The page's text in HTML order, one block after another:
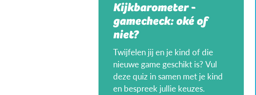
Kijkbarometer -
gamecheck: oké of
niet?
Twijfelen jij en je kind of die
nieuwe game geschikt is? Vul
deze quiz in samen met je kind
en bespreek jullie keuzes.